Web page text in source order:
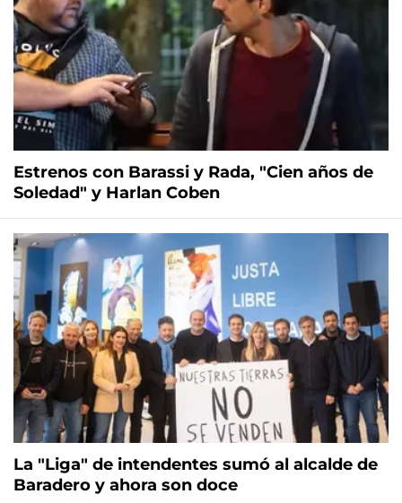
Estrenos con Barassi y Rada, "Cien años de
Soledad" y Harlan Coben
La "Liga" de intendentes sumó al alcalde de
Baradero y ahora son doce